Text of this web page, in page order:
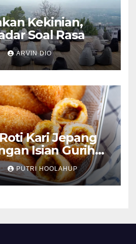
Kekinian,
Soal Rasa
ARVIN DIO
Kari Jepang
Isian Gurih
PUTRI HOOLAHUP